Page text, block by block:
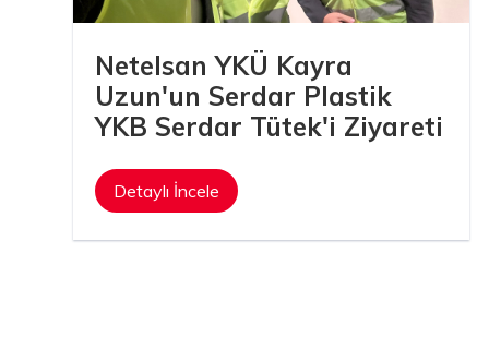
Netelsan YKÜ Kayra
Uzun'un Serdar Plastik
YKB Serdar Tütek'i Ziyareti
Detaylı İncele
Uzunnu A.Ş.